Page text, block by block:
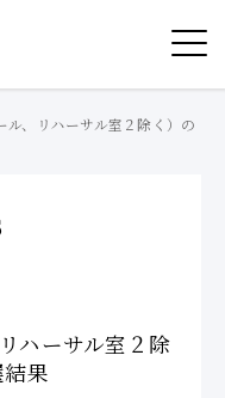
ル、リハーサル室２除く）の
ハーサル室２除
果